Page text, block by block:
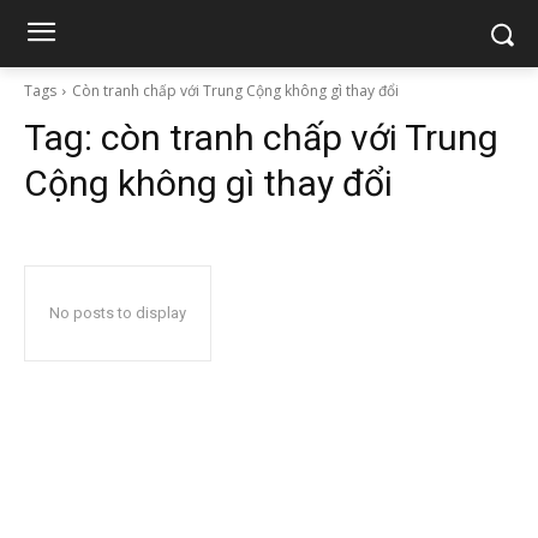
Tags Còn tranh chấp với Trung Cộng không gì thay đổi
Tag: còn tranh chấp với Trung
Cộng không gì thay đổi
No posts to display